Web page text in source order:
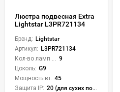
Люстра подвесная Extra
Lightstar L3PR721134
Бренд: Lightstar
Артикул: L3PR721134
9
Цоколь: G9
Мощность вт: 45
Защита IP: 20 (для сухих пом.)